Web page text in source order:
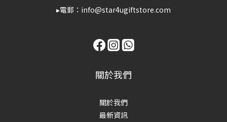
▸電郵：info@star4ugiftstore.com
關於我們
關於我們
最新資訊